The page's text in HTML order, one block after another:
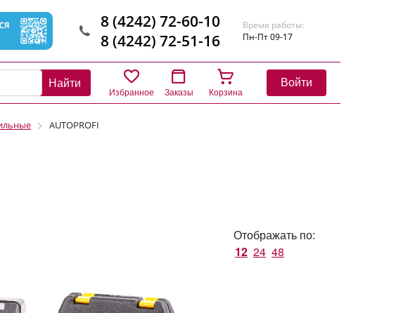
8 (4242) 72-60-10
8 (4242) 72-51-16
Время работы:
Пн-Пт 09-17
Найти
Избранное Заказы Корзина
Войти
AUTOPROFI
Отображать по:
12 24 48